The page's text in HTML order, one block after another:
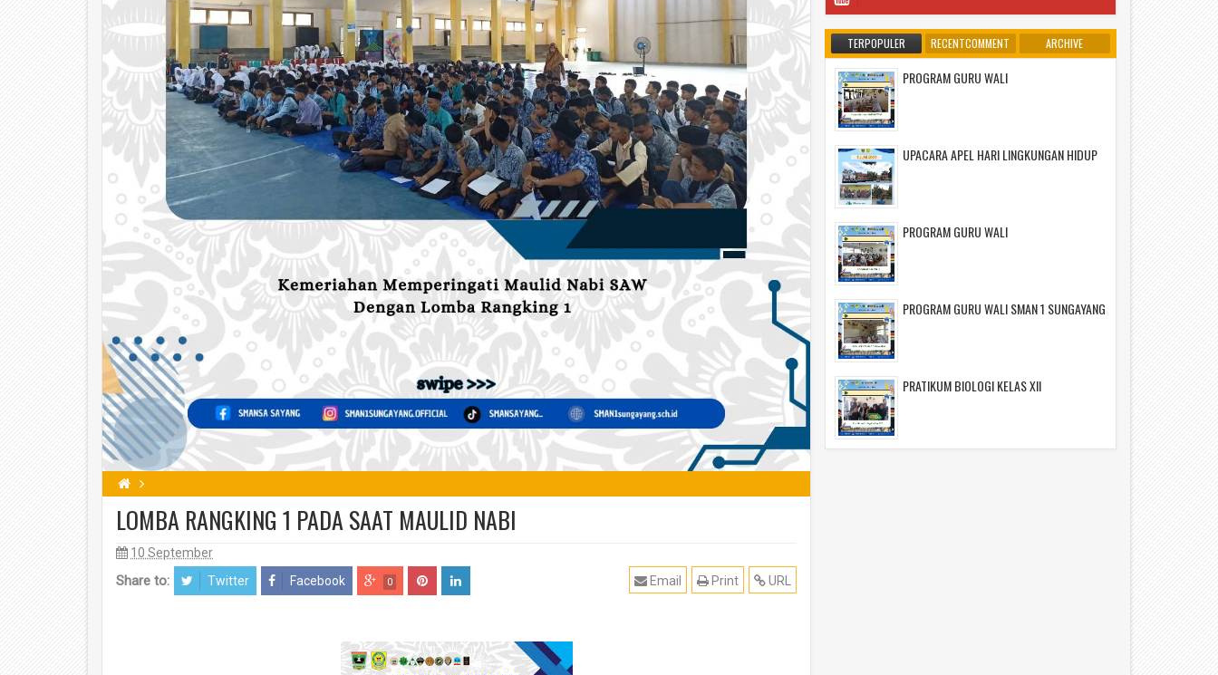
LOMBA RANGKING 1 PADA SAAT MAULID NABI
10 September
Share to: Twitter Facebook 0 URL
Print
Email
TERPOPULER RECENTCOMMENT ARCHIVE
PROGRAM GURU WALI
UPACARA APEL HARI LINGKUNGAN HIDUP
PROGRAM GURU WALI
PROGRAM GURU WALI SMAN 1 SUNGAYANG
PRATIKUM BIOLOGI KELAS XII